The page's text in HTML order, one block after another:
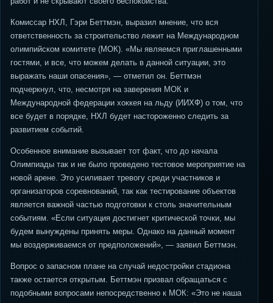
Комиссар НХЛ, Гэри Беттмэн, выразил мнение, что вся
ответственность за строительство лежит на Международном
олимпийском комитете (МОК). «Мы являемся приглашенными
гостями, и все, что можем делать в данной ситуации, это
выражать наши опасения», — отметил он. Беттмэн
подчеркнул, что, несмотря на заверения МОК и
Международной федерации хоккея на льду (ИИХФ) о том, что
все будет в порядке, НХЛ будет настороженно следить за
развитием событий.
Особенное внимание вызывает тот факт, что до начала
Олимпиады так и не было проведено тестовое мероприятие на
новой арене. Это усиливает тревогу среди участников и
организаторов соревнований, так как тестирование объектов
является важной частью подготовки к столь значительным
событиям. «Если ситуация достигнет критической точки, мы
будем вынуждены принять меры. Однако на данный момент
мы воздерживаемся от предположений», — заявил Беттмэн.
Вопрос о запасном плане на случай недостройки стадиона
также остается открытым. Беттмэн призвал обращаться с
подобными вопросами непосредственно к МОК: «Это не наша